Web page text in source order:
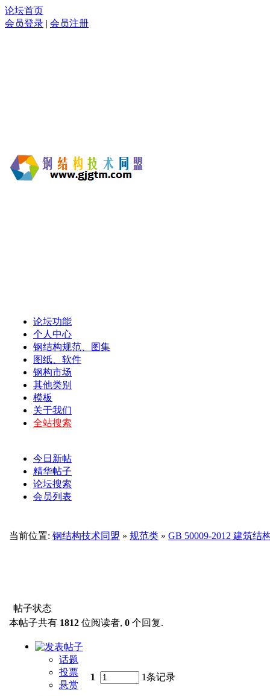
论坛首页
会员登录 | 会员注册
论坛功能
个人中心
钢结构规范、图集
图纸、软件
钢构市场
其他类别
模板
关于我们
全站搜索
今日新帖
精华帖子
论坛搜索
会员列表
当前位置: 钢结构技术同盟 » 规范类 » GB 50009-2012 建筑结
帖子状态
本帖子共有 1812 位阅读者, 0 个回复.
话题
投票
悬赏
1 1条记录